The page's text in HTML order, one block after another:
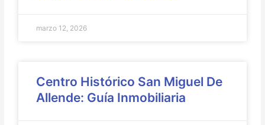
marzo 12, 2026
Centro Histórico San Miguel De
Allende: Guía Inmobiliaria